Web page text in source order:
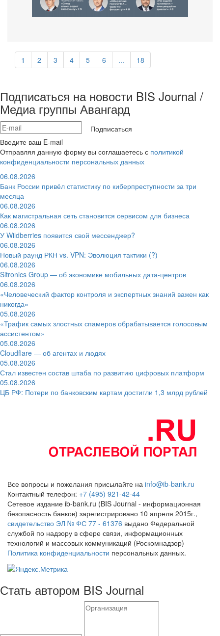
1 2 3 4 5 6 ... 18
Подписаться на новости BIS Journal /
Медиа группы Авангард
Подписаться
Введите ваш E-mail
Отправляя данную форму вы соглашаетесь с политикой
конфиденциальности персональных данных
06.08.2026
Банк России привёл статистику по киберпреступности за три
месяца
06.08.2026
Как магистральная сеть становится сервисом для бизнеса
06.08.2026
У Wildberries появится свой мессенджер?
06.08.2026
Новый раунд РКН vs. VPN: Эволюция тактики (?)
06.08.2026
Sitronics Group — об экономике мобильных дата-центров
06.08.2026
«Человеческий фактор контроля и экспертных знаний важен как
никогда»
05.08.2026
«Трафик самых злостных спамеров обрабатывается голосовым
ассистентом»
05.08.2026
Cloudflare — об агентах и людях
05.08.2026
Стал известен состав штаба по развитию цифровых платформ
05.08.2026
ЦБ РФ: Потери по банковским картам достигли 1,3 млрд рублей
Все вопросы и пожелания присылайте на info@ib-bank.ru
Контактный телефон: +7 (495) 921-42-44
Сетевое издание ib-bank.ru (BIS Journal - информационная
безопасность банков) зарегистрировано 10 апреля 2015г.,
свидетельство ЭЛ № ФС 77 - 61376 выдано Федеральной
службой по надзору в сфере связи, информационных
технологий и массовых коммуникаций (Роскомнадзор)
Политика конфиденциальности персональных данных.
Стать автором BIS Journal